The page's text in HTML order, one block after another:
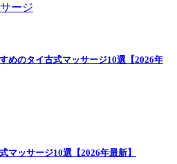
ージ
めのタイ古式マッサージ10選【2026年
マッサージ10選【2026年最新】